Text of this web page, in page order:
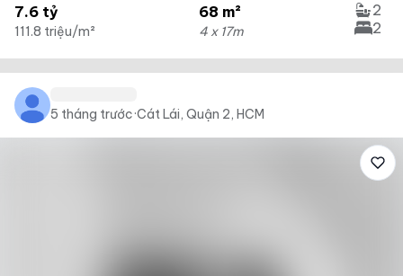
7.6 tỷ
111.8 triệu/m²
68 m²
4 x 17m
2
2
5 tháng trước·Cát Lái, Quận 2, HCM